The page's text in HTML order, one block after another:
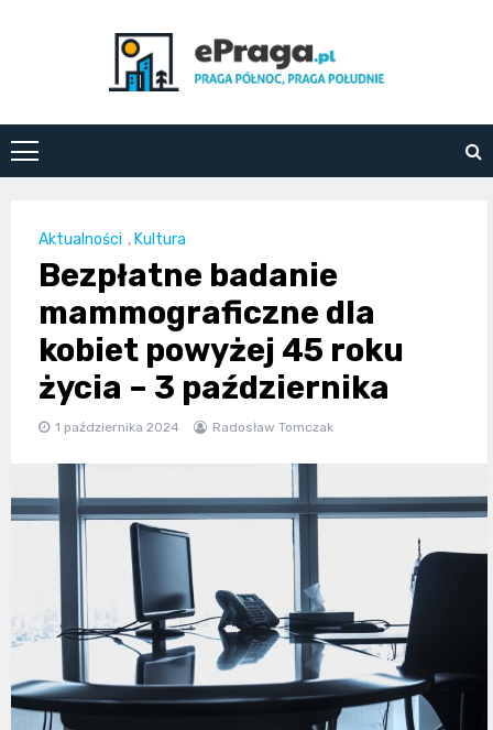
ePraga.pl
Aktualności , Kultura
Bezpłatne badanie
mammograficzne dla
kobiet powyżej 45 roku
życia – 3 października
1 października 2024 Radosław Tomczak